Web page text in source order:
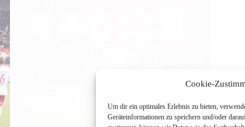
Cookie-
Um dir ein optimales Erlebnis zu bieten,
Geräteinformationen zu speichern und/oder